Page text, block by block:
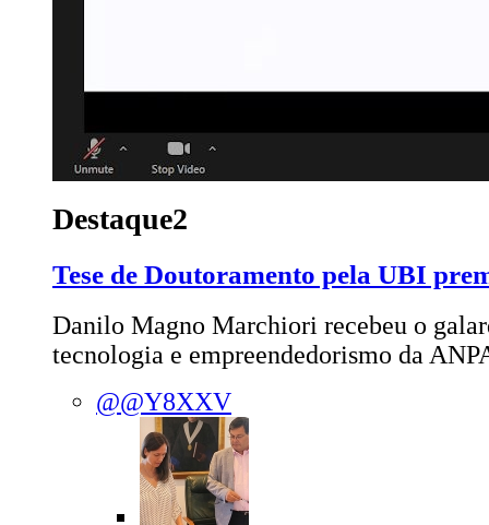
Destaque2
Tese de Doutoramento pela UBI
Danilo Magno Marchiori recebeu o
tecnologia e empreendedorismo da
@@Y8XXV